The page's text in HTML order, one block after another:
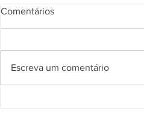
Comentários
Escreva um comentário